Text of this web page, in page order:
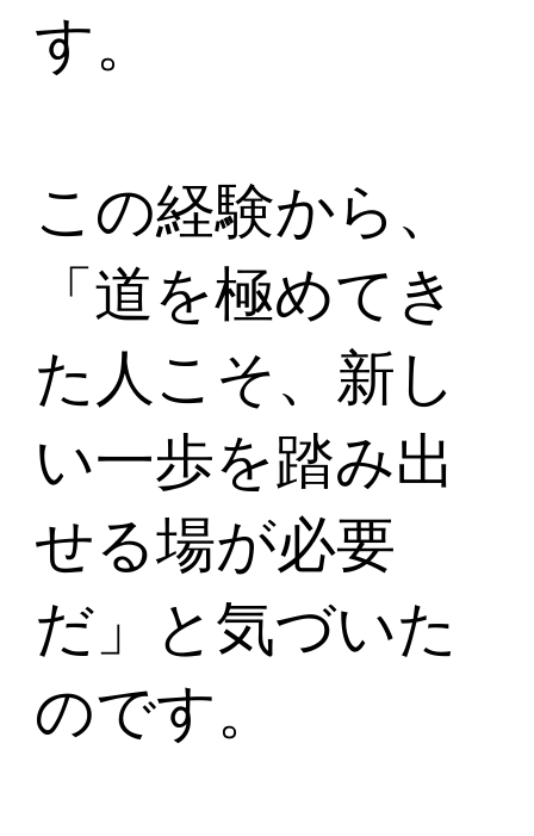
す。
この経験から、
「道を極めてき
た人こそ、新し
い一歩を踏み出
せる場が必要
だ」と気づいた
のです。